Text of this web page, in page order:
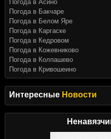
Интересные Новости
Погода в Асино
Погода в Бакчаре
Погода в Белом Яре
Погода в Каргаске
Погода в Кедровом
Погода в Кожевниково
Погода в Колпашево
Погода в Кривошеино